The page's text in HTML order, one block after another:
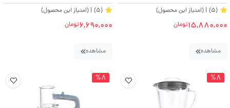
(5) | (امتیاز این محصول)
15,880,000تومان
مشاهده
(5) | (امتیاز این محصول)
6,690,000تومان
مشاهده
%8
%8